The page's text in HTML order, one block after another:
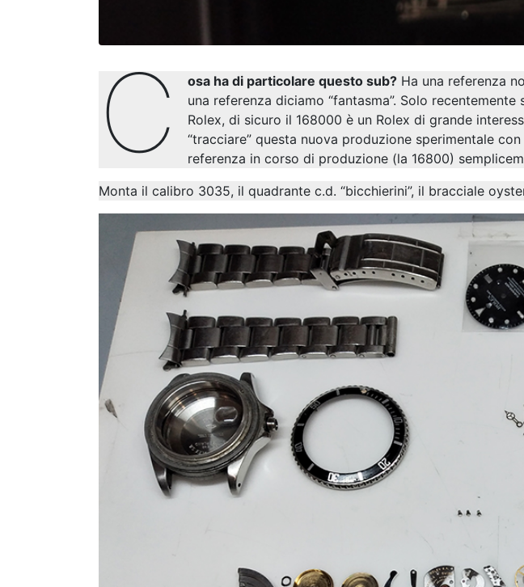
C osa ha di particolare questo sub? Ha una referenza
una referenza diciamo “fantasma”. Solo
Rolex, di sicuro il 168000 è un Rolex di grande
“tracciare” questa nuova produzione sperimentale
referenza in corso di produzione (la 16800)
Monta il calibro 3035, il quadrante c.d. “bicchierini”, il bracciale